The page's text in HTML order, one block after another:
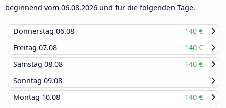
beginnend vom 06.08.2026 und für die folgenden Tage.
Donnerstag 06.08
140 €
Freitag 07.08
140 €
Samstag 08.08
140 €
Sonntag 09.08
Montag 10.08
140 €